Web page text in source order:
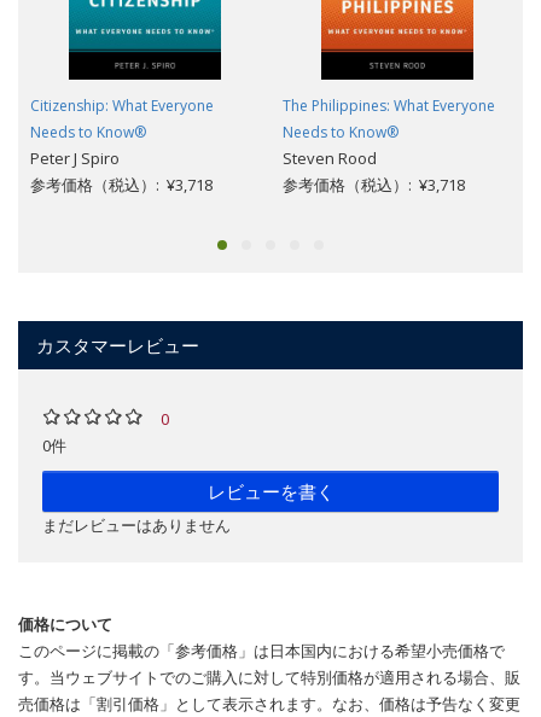
Citizenship: What Everyone
Needs to Know®
Peter J Spiro
参考価格（税込）: ¥3,718
The Philippines: What Everyone
Needs to Know®
Steven Rood
参考価格（税込）: ¥3,718
カスタマーレビュー
0
0件
レビューを書く
まだレビューはありません
価格について
このページに掲載の「参考価格」は日本国内における希望小売価格で
す。当ウェブサイトでのご購入に対して特別価格が適用される場合、販
売価格は「割引価格」として表示されます。なお、価格は予告なく変更